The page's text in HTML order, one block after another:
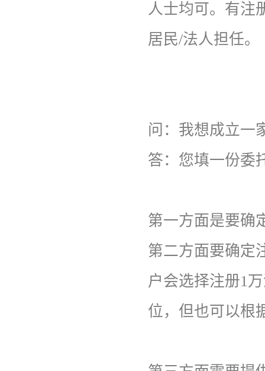
人士均可。有注
居民/法人担任。
问： 我想成立一
答： 您填一份委
第一方面是要确
第二方面要确定
户会选择注册1
位，但也可以根